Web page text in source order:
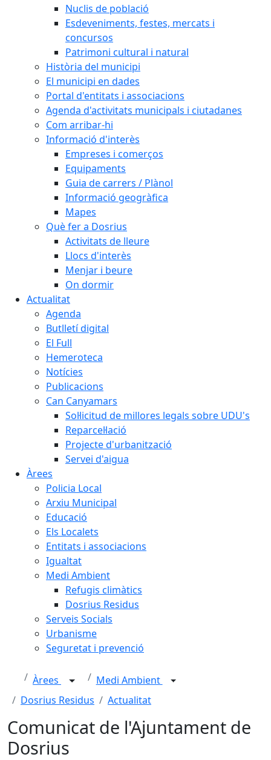
Nuclis de població
Esdeveniments, festes, mercats i
concursos
Patrimoni cultural i natural
Història del municipi
El municipi en dades
Portal d'entitats i associacions
Agenda d'activitats municipals i ciutadanes
Com arribar-hi
Informació d'interès
Empreses i comerços
Equipaments
Guia de carrers / Plànol
Informació geogràfica
Mapes
Què fer a Dosrius
Activitats de lleure
Llocs d'interès
Menjar i beure
On dormir
Actualitat
Agenda
Butlletí digital
El Full
Hemeroteca
Notícies
Publicacions
Can Canyamars
Sol·licitud de millores legals sobre UDU's
Reparcel·lació
Projecte d'urbanització
Servei d'aigua
Àrees
Policia Local
Arxiu Municipal
Educació
Els Localets
Entitats i associacions
Igualtat
Medi Ambient
Refugis climàtics
Dosrius Residus
Serveis Socials
Urbanisme
Seguretat i prevenció
Àrees
Medi Ambient
Dosrius Residus
Actualitat
Comunicat de l'Ajuntament de
Dosrius